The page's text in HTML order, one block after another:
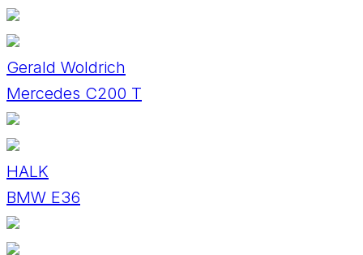
Gerald Woldrich
Mercedes C200 T
HALK
BMW E36